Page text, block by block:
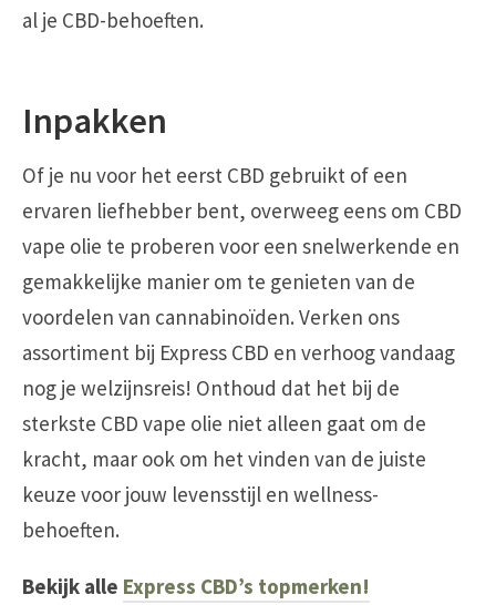
al je CBD-behoeften.
Inpakken
Of je nu voor het eerst CBD gebruikt of een
ervaren liefhebber bent, overweeg eens om CBD
vape olie te proberen voor een snelwerkende en
gemakkelijke manier om te genieten van de
voordelen van cannabinoïden. Verken ons
assortiment bij Express CBD en verhoog vandaag
nog je welzijnsreis! Onthoud dat het bij de
sterkste CBD vape olie niet alleen gaat om de
kracht, maar ook om het vinden van de juiste
keuze voor jouw levensstijl en wellness-
behoeften.
Bekijk alle Express CBD’s topmerken!